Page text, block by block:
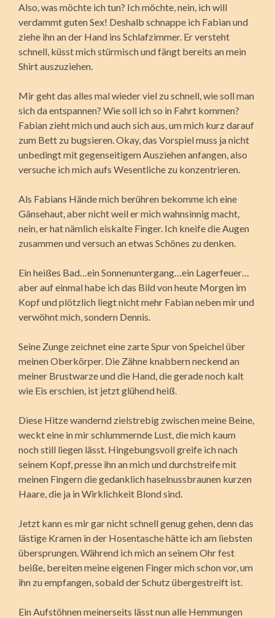
Also, was möchte ich tun? Ich möchte, nein, ich will
verdammt guten Sex! Deshalb schnappe ich Fabian und
ziehe ihn an der Hand ins Schlafzimmer. Er versteht
schnell, küsst mich stürmisch und fängt bereits an mein
Shirt auszuziehen.
Mir geht das alles mal wieder viel zu schnell, wie soll man
sich da entspannen? Wie soll ich so in Fahrt kommen?
Fabian zieht mich und auch sich aus, um mich kurz darauf
zum Bett zu bugsieren. Okay, das Vorspiel muss ja nicht
unbedingt mit gegenseitigem Ausziehen anfangen, also
versuche ich mich aufs Wesentliche zu konzentrieren.
Als Fabians Hände mich berühren bekomme ich eine
Gänsehaut, aber nicht weil er mich wahnsinnig macht,
nein, er hat nämlich eiskalte Finger. Ich kneife die Augen
zusammen und versuch an etwas Schönes zu denken.
Ein heißes Bad…ein Sonnenuntergang…ein Lagerfeuer…
aber auf einmal habe ich das Bild von heute Morgen im
Kopf und plötzlich liegt nicht mehr Fabian neben mir und
verwöhnt mich, sondern Dennis.
Seine Zunge zeichnet eine zarte Spur von Speichel über
meinen Oberkörper. Die Zähne knabbern neckend an
meiner Brustwarze und die Hand, die gerade noch kalt
wie Eis erschien, ist jetzt glühend heiß.
Diese Hitze wandernd zielstrebig zwischen meine Beine,
weckt eine in mir schlummernde Lust, die mich kaum
noch still liegen lässt. Hingebungsvoll greife ich nach
seinem Kopf, presse ihn an mich und durchstreife mit
meinen Fingern die gedanklich haselnussbraunen kurzen
Haare, die ja in Wirklichkeit Blond sind.
Jetzt kann es mir gar nicht schnell genug gehen, denn das
lästige Kramen in der Hosentasche hätte ich am liebsten
übersprungen. Während ich mich an seinem Ohr fest
beiße, bereiten meine eigenen Finger mich schon vor, um
ihn zu empfangen, sobald der Schutz übergestreift ist.
Ein Aufstöhnen meinerseits lässt nun alle Hemmungen